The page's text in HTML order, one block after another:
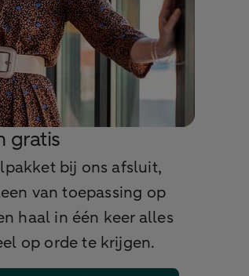
gratis
bij ons afsluit,
van toepassing op
haal in één keer alles
op orde te krijgen.